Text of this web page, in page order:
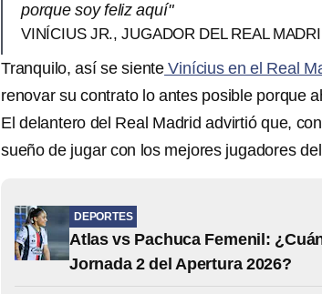
porque soy feliz aquí"
VINÍCIUS JR., JUGADOR DEL REAL
Tranquilo, así se siente Vinícius en el Real
renovar su contrato lo antes posible porque
El delantero del Real Madrid advirtió que,
sueño de jugar con los mejores jugadores
DEPORTES
Atlas vs Pachuca Femenil:
Jornada 2 del Apertura 2026?